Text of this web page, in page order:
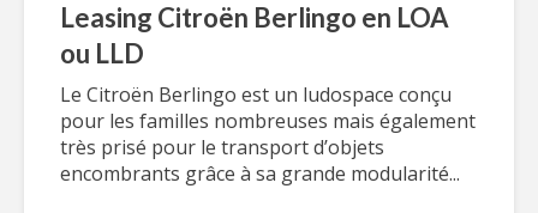
Leasing Citroën Berlingo en LOA
ou LLD
Le Citroën Berlingo est un ludospace conçu
pour les familles nombreuses mais également
très prisé pour le transport d’objets
encombrants grâce à sa grande modularité...